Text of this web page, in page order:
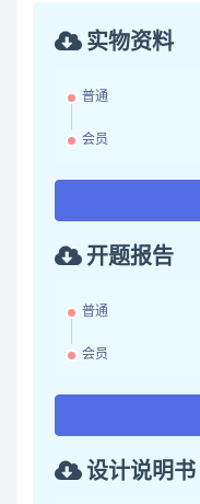
实物资料
普通
会员
开题报告
普通
会员
设计说明书